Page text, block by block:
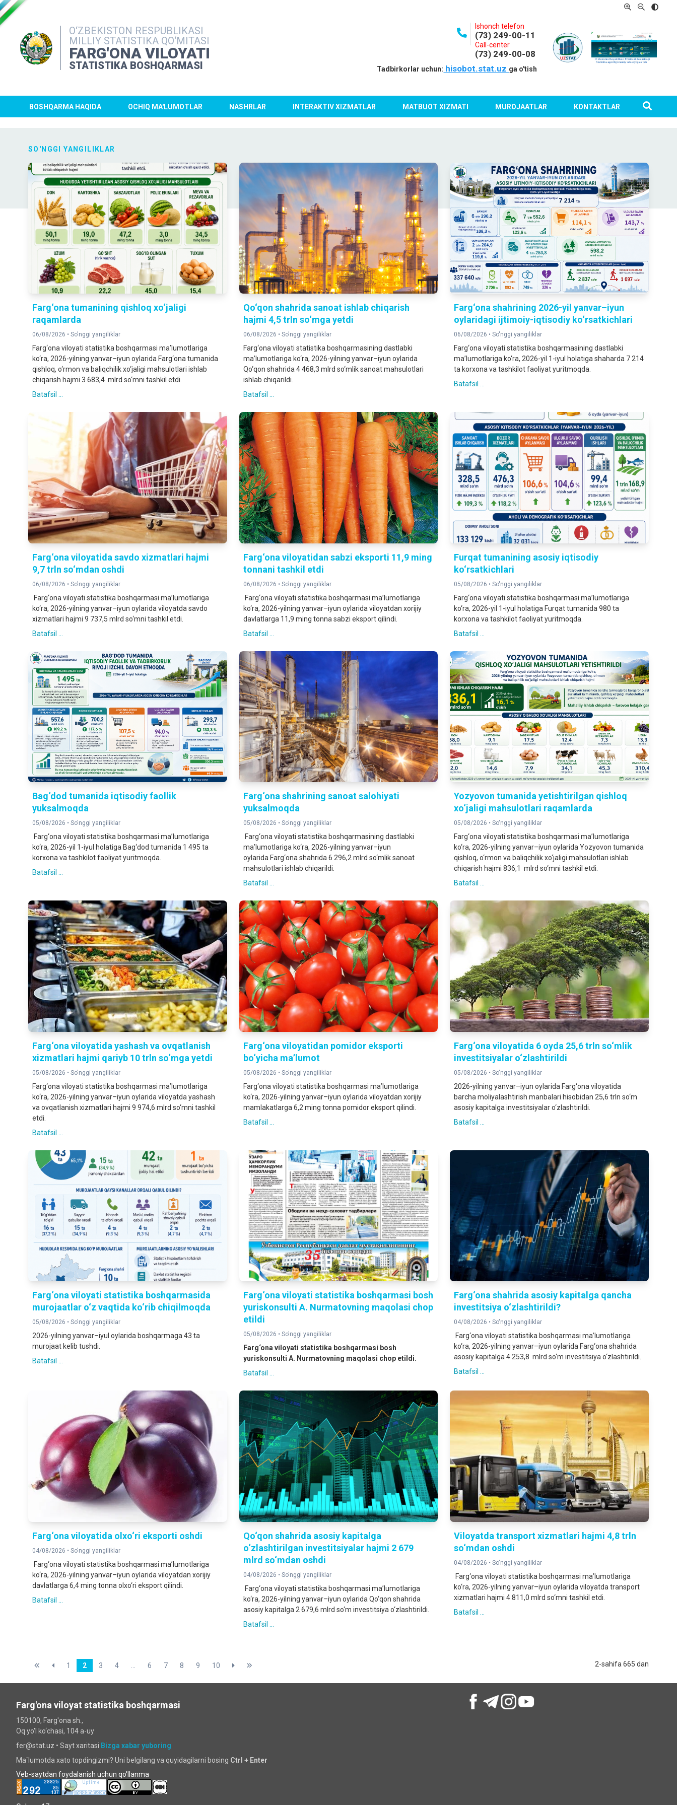
O‘ZBEKISTON RESPUBLIKASI
MILLIY STATISTIKA QO‘MITASI
FARG'ONA VILOYATI
STATISTIKA BOSHQARMASI
Ishonch telefon
(73) 249-00-11
Call-center
(73) 249-00-08
Tadbirkorlar uchun: hisobot.stat.uz ga o'tish
BOSHQARMA HAQIDA OCHIQ MA'LUMOTLAR NASHRLAR INTERAKTIV XIZMATLAR MATBUOT XIZMATI MUROJAATLAR KONTAKTLAR
SO'NGGI YANGILIKLAR
Farg‘ona tumanining qishloq xo‘jaligi
raqamlarda
06/08/2026 • So'nggi yangiliklar
Farg‘ona viloyati statistika boshqarmasi ma’lumotlariga
ko‘ra, 2026-yilning yanvar–iyun oylarida Farg‘ona tumanida
qishloq, o‘rmon va baliqchilik xo‘jaligi mahsulotlari ishlab
chiqarish hajmi 3 683,4 mlrd so‘mni tashkil etdi.
Batafsil ...
Qo‘qon shahrida sanoat ishlab chiqarish
hajmi 4,5 trln so‘mga yetdi
06/08/2026 • So'nggi yangiliklar
Farg‘ona viloyati statistika boshqarmasining dastlabki
ma’lumotlariga ko‘ra, 2026-yilning yanvar–iyun oylarida
Qo‘qon shahrida 4 468,3 mlrd so‘mlik sanoat mahsulotlari
ishlab chiqarildi.
Batafsil ...
Farg‘ona shahrining 2026-yil yanvar–iyun
oylaridagi ijtimoiy-iqtisodiy ko‘rsatkichlari
06/08/2026 •So'nggi yangiliklar
Farg‘ona viloyati statistika boshqarmasining dastlabki
ma’lumotlariga ko‘ra, 2026-yil 1-iyul holatiga shaharda 7 214
ta korxona va tashkilot faoliyat yuritmoqda.
Batafsil ...
Farg‘ona viloyatida savdo xizmatlari hajmi
9,7 trln so‘mdan oshdi
06/08/2026 • So'nggi yangiliklar
Farg‘ona viloyati statistika boshqarmasi ma’lumotlariga
ko‘ra, 2026-yilning yanvar–iyun oylarida viloyatda savdo
xizmatlari hajmi 9 737,5 mlrd so‘mni tashkil etdi.
Batafsil ...
Farg‘ona viloyatidan sabzi eksporti 11,9 ming
tonnani tashkil etdi
06/08/2026 • So'nggi yangiliklar
Farg‘ona viloyati statistika boshqarmasi ma’lumotlariga
ko‘ra, 2026-yilning yanvar–iyun oylarida viloyatdan xorijiy
davlatlarga 11,9 ming tonna sabzi eksport qilindi.
Batafsil ...
Furqat tumanining asosiy iqtisodiy
ko‘rsatkichlari
05/08/2026 •So'nggi yangiliklar
Farg‘ona viloyati statistika boshqarmasi ma’lumotlariga
ko‘ra, 2026-yil 1-iyul holatiga Furqat tumanida 980 ta
korxona va tashkilot faoliyat yuritmoqda.
Batafsil ...
Bag‘dod tumanida iqtisodiy faollik
yuksalmoqda
05/08/2026 • So'nggi yangiliklar
Farg‘ona viloyati statistika boshqarmasi ma’lumotlariga
ko‘ra, 2026-yil 1-iyul holatiga Bag‘dod tumanida 1 495 ta
korxona va tashkilot faoliyat yuritmoqda.
Batafsil ...
Farg‘ona shahrining sanoat salohiyati
yuksalmoqda
05/08/2026 • So'nggi yangiliklar
Farg‘ona viloyati statistika boshqarmasining dastlabki
ma’lumotlariga ko‘ra, 2026-yilning yanvar–iyun
oylarida Farg‘ona shahrida 6 296,2 mlrd so‘mlik sanoat
mahsulotlari ishlab chiqarildi.
Batafsil ...
Yozyovon tumanida yetishtirilgan qishloq
xo‘jaligi mahsulotlari raqamlarda
05/08/2026 •So'nggi yangiliklar
Farg‘ona viloyati statistika boshqarmasi ma’lumotlariga
ko‘ra, 2026-yilning yanvar–iyun oylarida Yozyovon tumanida
qishloq, o‘rmon va baliqchilik xo‘jaligi mahsulotlari ishlab
chiqarish hajmi 836,1 mlrd so‘mni tashkil etdi.
Batafsil ...
Farg‘ona viloyatida yashash va ovqatlanish
xizmatlari hajmi qariyb 10 trln so‘mga yetdi
05/08/2026 • So'nggi yangiliklar
Farg‘ona viloyati statistika boshqarmasi ma’lumotlariga
ko‘ra, 2026-yilning yanvar–iyun oylarida viloyatda yashash
va ovqatlanish xizmatlari hajmi 9 974,6 mlrd so‘mni tashkil
etdi.
Batafsil ...
Farg‘ona viloyatidan pomidor eksporti
bo‘yicha ma’lumot
05/08/2026 • So'nggi yangiliklar
Farg‘ona viloyati statistika boshqarmasi ma’lumotlariga
ko‘ra, 2026-yilning yanvar–iyun oylarida viloyatdan xorijiy
mamlakatlarga 6,2 ming tonna pomidor eksport qilindi.
Batafsil ...
Farg‘ona viloyatida 6 oyda 25,6 trln so‘mlik
investitsiyalar o‘zlashtirildi
05/08/2026 •So'nggi yangiliklar
2026-yilning yanvar–iyun oylarida Farg‘ona viloyatida
barcha moliyalashtirish manbalari hisobidan 25,6 trln so‘m
asosiy kapitalga investitsiyalar o‘zlashtirildi.
Batafsil ...
Farg‘ona viloyati statistika boshqarmasida
murojaatlar o‘z vaqtida ko‘rib chiqilmoqda
05/08/2026 • So'nggi yangiliklar
2026-yilning yanvar–iyul oylarida boshqarmaga 43 ta
murojaat kelib tushdi.
Batafsil ...
Farg‘ona viloyati statistika boshqarmasi bosh
yuriskonsulti A. Nurmatovning maqolasi chop
etildi
05/08/2026 • So'nggi yangiliklar
Farg‘ona viloyati statistika boshqarmasi bosh
yuriskonsulti A. Nurmatovning maqolasi chop etildi.
Batafsil ...
Farg‘ona shahrida asosiy kapitalga qancha
investitsiya o‘zlashtirildi?
04/08/2026 •So'nggi yangiliklar
Farg‘ona viloyati statistika boshqarmasi ma’lumotlariga
ko‘ra, 2026-yilning yanvar–iyun oylarida Farg‘ona shahrida
asosiy kapitalga 4 253,8 mlrd so‘m investitsiya o‘zlashtirildi.
Batafsil ...
Farg‘ona viloyatida olxo‘ri eksporti oshdi
04/08/2026 • So'nggi yangiliklar
Farg‘ona viloyati statistika boshqarmasi ma’lumotlariga
ko‘ra, 2026-yilning yanvar–iyun oylarida viloyatdan xorijiy
davlatlarga 6,4 ming tonna olxo‘ri eksport qilindi.
Batafsil ...
Qo‘qon shahrida asosiy kapitalga
o‘zlashtirilgan investitsiyalar hajmi 2 679
mlrd so‘mdan oshdi
04/08/2026 • So'nggi yangiliklar
Farg‘ona viloyati statistika boshqarmasi ma’lumotlariga
ko‘ra, 2026-yilning yanvar–iyun oylarida Qo‘qon shahrida
asosiy kapitalga 2 679,6 mlrd so‘m investitsiya o‘zlashtirildi.
Batafsil ...
Viloyatda transport xizmatlari hajmi 4,8 trln
so‘mdan oshdi
04/08/2026 •So'nggi yangiliklar
Farg‘ona viloyati statistika boshqarmasi ma’lumotlariga
ko‘ra, 2026-yilning yanvar–iyun oylarida viloyatda transport
xizmatlari hajmi 4 811,0 mlrd so‘mni tashkil etdi.
Batafsil ...
2-sahifa 665 dan
1 2 3 4 6 7 8 9 10
Farg'ona viloyat statistika boshqarmasi
150100, Farg'ona sh.,
Oq yo'l ko‘chаsi, 104 a-uy
fer@stat.uz • Sayt xaritasi Bizga xabar yuboring
Ma`lumotda xato topdingizmi? Uni belgilang va quyidagilarni bosing Ctrl + Enter
Veb-saytdan foydalanish uchun qo'llanma